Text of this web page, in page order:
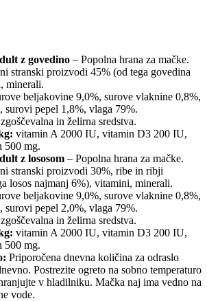
z govedino – Popolna hrana za mačke.
stranski proizvodi 45% (od tega govedina
minerali.
beljakovine 9,0%, surove vlaknine 0,8%,
surovi pepel 1,8%, vlaga 79%.
zgoščevalna in želirna sredstva.
vitamin A 2000 IU, vitamin D3 200 IU,
500 mg.
z lososom – Popolna hrana za mačke.
stranski proizvodi 30%, ribe in ribji
losos najmanj 6%), vitamini, minerali.
beljakovine 9,0%, surove vlaknine 0,8%,
surovi pepel 2,0%, vlaga 79%.
zgoščevalna in želirna sredstva.
vitamin A 2000 IU, vitamin D3 200 IU,
500 mg.
Priporočena dnevna količina za odraslo
Postrezite ogreto na sobno temperaturo
v hladilniku. Mačka naj ima vedno na
vode.